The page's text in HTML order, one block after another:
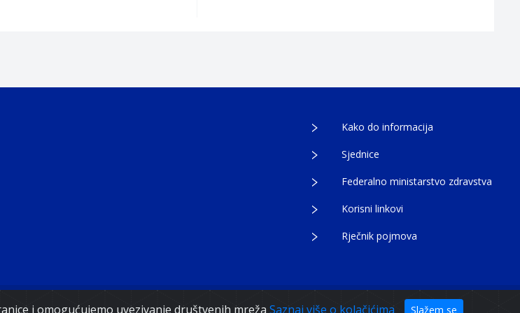
i omogućujemo uvezivanje društvenih mreža Saznaj više o kolačićima Slažem se
Kako do informacija
Sjednice
Federalno ministarstvo zdravstva
Korisni linkovi
Rječnik pojmova
Federacije Bosne i Hercegovine